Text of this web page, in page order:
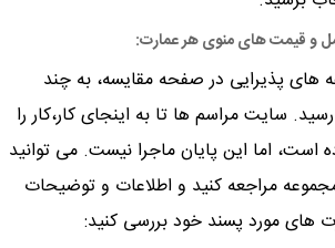
و قیمت‌ های منوی هر عمارت:
های پذیرایی در صفحه مقایسه، به چند
سایت مراسم ها تا به اینجای کار،کار را
است، اما این پایان ماجرا نیست. می‌ توانید
مراجعه کنید و اطلاعات و توضیحات
های مورد پسند خود بررسی کنید: